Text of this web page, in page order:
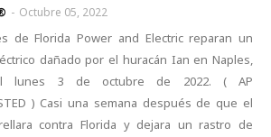
- Octubre 05, 2022
de Florida Power and Electric reparan un
dañado por el huracán Ian en Naples,
lunes 3 de octubre de 2022. ( AP
) Casi una semana después de que el
contra Florida y dejara un rastro de